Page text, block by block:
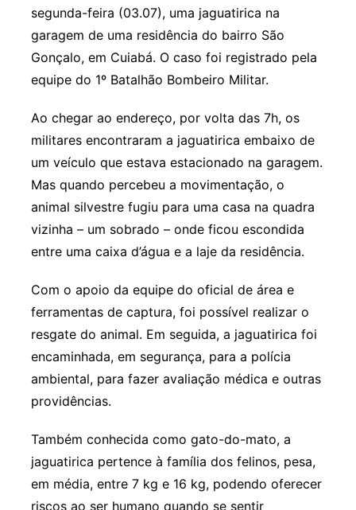
segunda-feira (03.07), uma jaguatirica na
garagem de uma residência do bairro São
Gonçalo, em Cuiabá. O caso foi registrado pela
equipe do 1º Batalhão Bombeiro Militar.
Ao chegar ao endereço, por volta das 7h, os
militares encontraram a jaguatirica embaixo de
um veículo que estava estacionado na garagem.
Mas quando percebeu a movimentação, o
animal silvestre fugiu para uma casa na quadra
vizinha – um sobrado – onde ficou escondida
entre uma caixa d’água e a laje da residência.
Com o apoio da equipe do oficial de área e
ferramentas de captura, foi possível realizar o
resgate do animal. Em seguida, a jaguatirica foi
encaminhada, em segurança, para a polícia
ambiental, para fazer avaliação médica e outras
providências.
Também conhecida como gato-do-mato, a
jaguatirica pertence à família dos felinos, pesa,
em média, entre 7 kg e 16 kg, podendo oferecer
riscos ao ser humano quando se sentir